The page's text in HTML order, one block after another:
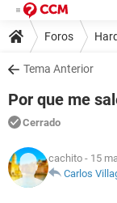
Foros
Tema Anterior
Por que me
Cerrado
cachito - 15
Carlos